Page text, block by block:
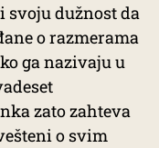
dužnost da
o razmerama
ga nazivaju u
zato zahteva
o svim